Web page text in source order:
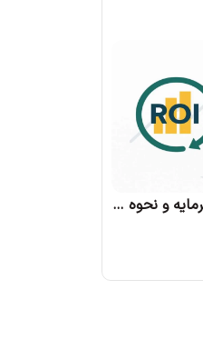
همه چیز درباره نرخ بازگشت سرمایه و نحوه محاسبه آن